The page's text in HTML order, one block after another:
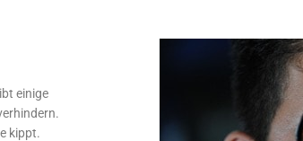
einige
kippt.